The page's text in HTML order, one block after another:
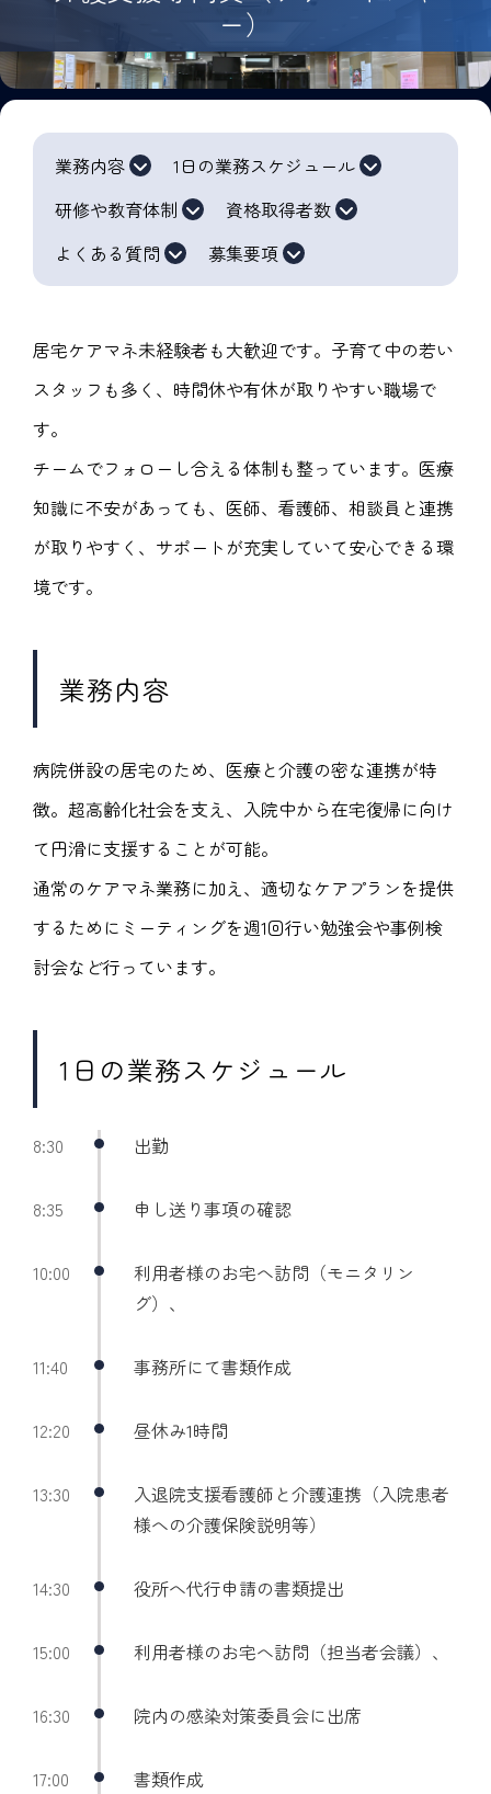
ー）
業務内容
1日の業務スケジュール
研修や教育体制
資格取得者数
よくある質問
募集要項
居宅ケアマネ未経験者も大歓迎です。子育て中の若い
スタッフも多く、時間休や有休が取りやすい職場で
す。
チームでフォローし合える体制も整っています。医療
知識に不安があっても、医師、看護師、相談員と連携
が取りやすく、サポートが充実していて安心できる環
境です。
業務内容
病院併設の居宅のため、医療と介護の密な連携が特
徴。超高齢化社会を支え、入院中から在宅復帰に向け
て円滑に支援することが可能。
通常のケアマネ業務に加え、適切なケアプランを提供
するためにミーティングを週1回行い勉強会や事例検
討会など行っています。
1日の業務スケジュール
8:30 出勤
8:35 申し送り事項の確認
10:00
利用者様のお宅へ訪問（モニタリン
グ）、
11:40 事務所にて書類作成
12:20 昼休み1時間
13:30
入退院支援看護師と介護連携（入院患者
様への介護保険説明等）
14:30 役所へ代行申請の書類提出
15:00 利用者様のお宅へ訪問（担当者会議）、
16:30 院内の感染対策委員会に出席
17:00 書類作成